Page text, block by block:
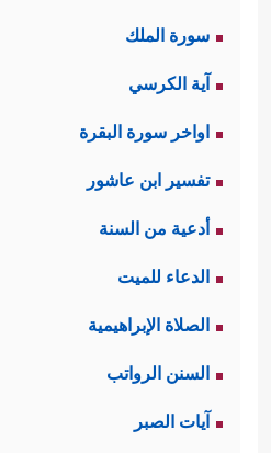
سورة الملك
آية الكرسي
اواخر سورة البقرة
تفسير ابن عاشور
أدعية من السنة
الدعاء للميت
الصلاة الإبراهيمية
السنن الرواتب
آيات الصبر